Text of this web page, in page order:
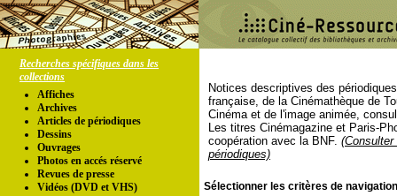
Recherches spécifiques dans les
collections
Affiches
Archives
Articles de périodiques
Dessins
Ouvrages
Photos en accés réservé
Revues de presse
Vidéos (DVD et VHS)
Notices descriptives des
française, de la Cinémathèque de
Cinéma et de l'image animée,
Les titres Cinémagazine et Paris-
coopération avec la BNF.
périodiques)
Sélectionner les critères de